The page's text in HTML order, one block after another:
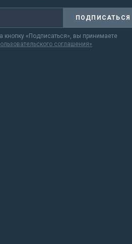
ПОДПИСАТЬСЯ
кнопку «Подписаться», вы принимаете
соглашения»